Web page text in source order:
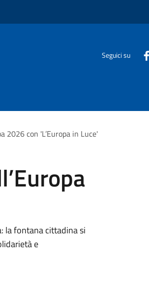
Seguici su
2026 con 'L’Europa in Luce'
la fontana cittadina si
e